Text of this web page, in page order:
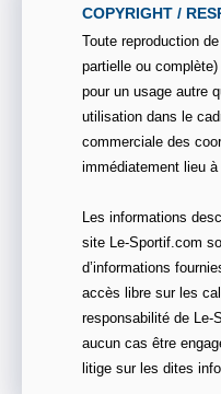
COPYRIGHT /
Toute reproduction
partielle ou
pour un usage autre
utilisation dans le
commerciale des
immédiatement lieu
Les informations
site Le-Sportif.com
d’informations
accès libre sur les
responsabilité de Le-
aucun cas être
litige sur les dites